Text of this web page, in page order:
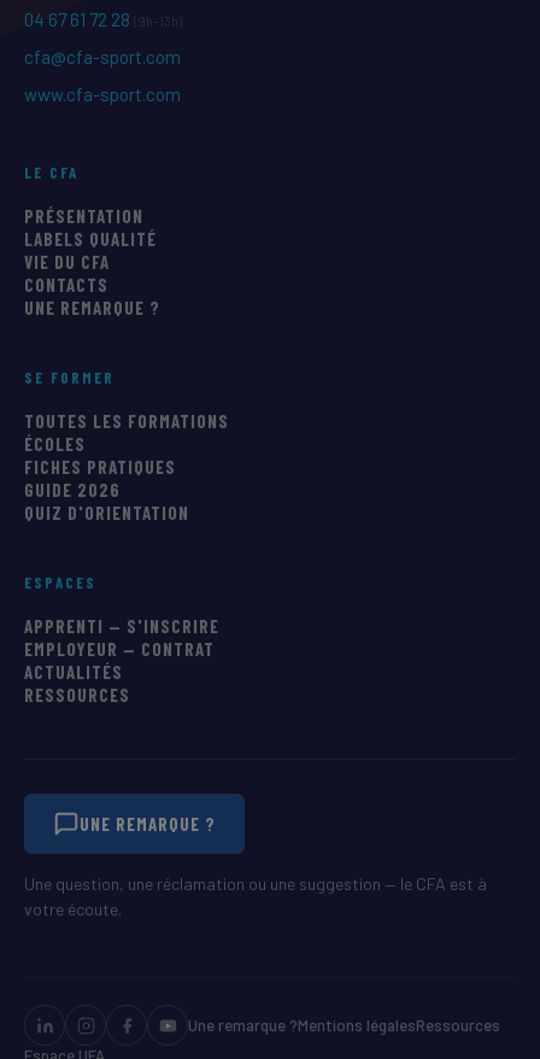
04 67 61 72 28 (9h–13h)
cfa@cfa-sport.com
www.cfa-sport.com
LE CFA
PRÉSENTATION
LABELS QUALITÉ
VIE DU CFA
CONTACTS
UNE REMARQUE ?
SE FORMER
TOUTES LES FORMATIONS
ÉCOLES
FICHES PRATIQUES
GUIDE 2026
QUIZ D'ORIENTATION
ESPACES
APPRENTI — S'INSCRIRE
EMPLOYEUR — CONTRAT
ACTUALITÉS
RESSOURCES
UNE REMARQUE ?
Une question, une réclamation ou une suggestion — le CFA est à
votre écoute.
Une remarque ?Mentions légalesRessources